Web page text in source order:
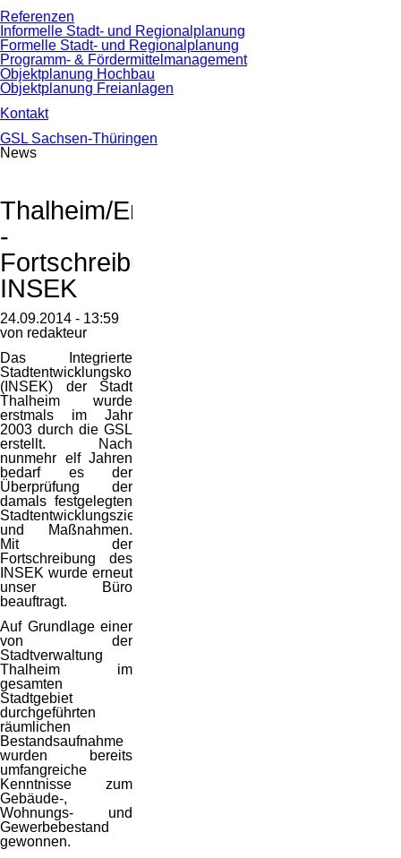
Referenzen
Informelle Stadt- und Regionalplanung
Formelle Stadt- und Regionalplanung
Programm- & Fördermittelmanagement
Objektplanung Hochbau
Objektplanung Freianlagen
Kontakt
GSL Sachsen-Thüringen
News
Thalheim/Erzgeb.
-
Fortschreibung
INSEK
24.09.2014 - 13:59
von redakteur
Das Integrierte
Stadtentwicklungskonzept
(INSEK) der Stadt
Thalheim wurde
erstmals im Jahr
2003 durch die GSL
erstellt. Nach
nunmehr elf Jahren
bedarf es der
Überprüfung der
damals festgelegten
Stadtentwicklungsziele
und Maßnahmen.
Mit der
Fortschreibung des
INSEK wurde erneut
unser Büro
beauftragt.
Auf Grundlage einer
von der
Stadtverwaltung
Thalheim im
gesamten
Stadtgebiet
durchgeführten
räumlichen
Bestandsaufnahme
wurden bereits
umfangreiche
Kenntnisse zum
Gebäude-,
Wohnungs- und
Gewerbebestand
gewonnen.